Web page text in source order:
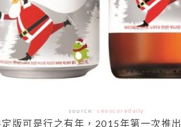
source: ceoscoredaily
版可是行之有年，2015年第一次推出